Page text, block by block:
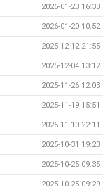
2026-01-23 16:33
2026-01-20 10:52
2025-12-12 21:55
2025-12-04 13:12
2025-11-26 12:03
2025-11-19 15:51
2025-11-10 22:11
2025-10-31 19:23
2025-10-25 09:35
2025-10-25 09:29